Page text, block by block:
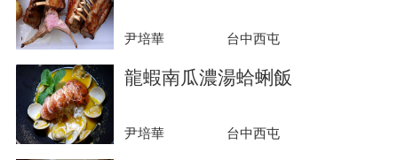
尹培華 台中西屯
龍蝦南瓜濃湯蛤蜊飯
尹培華 台中西屯